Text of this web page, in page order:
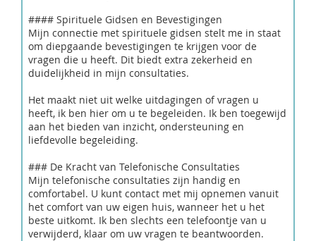
#### Spirituele Gidsen en Bevestigingen
Mijn connectie met spirituele gidsen stelt me in staat
om diepgaande bevestigingen te krijgen voor de
vragen die u heeft. Dit biedt extra zekerheid en
duidelijkheid in mijn consultaties.
Het maakt niet uit welke uitdagingen of vragen u
heeft, ik ben hier om u te begeleiden. Ik ben toegewijd
aan het bieden van inzicht, ondersteuning en
liefdevolle begeleiding.
### De Kracht van Telefonische Consultaties
Mijn telefonische consultaties zijn handig en
comfortabel. U kunt contact met mij opnemen vanuit
het comfort van uw eigen huis, wanneer het u het
beste uitkomt. Ik ben slechts een telefoontje van u
verwijderd, klaar om uw vragen te beantwoorden.